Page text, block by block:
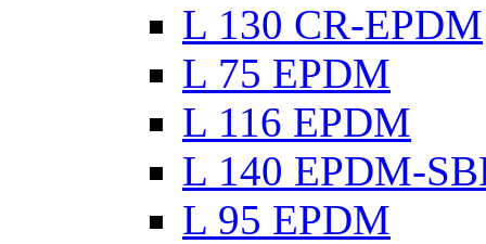
L 130 CR-EPDM
L 75 EPDM
L 116 EPDM
L 140 EPDM-
L 95 EPDM